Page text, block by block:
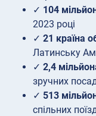
✓ 104
2023 році
✓ 21 країна
Латинську
✓ 2,4
зручних
✓ 513
спільних